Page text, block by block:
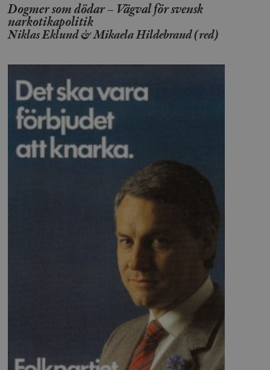
Dogmer som dödar – Vägval för svensk
narkotikapolitik
Niklas Eklund & Mikaela Hildebrand (red)